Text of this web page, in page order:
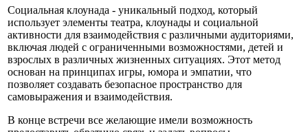
Социальная клоунада - уникальный подход, который
использует элементы театра, клоунады и социальной
активности для взаимодействия с различными аудиториями,
включая людей с ограниченными возможностями, детей и
взрослых в различных жизненных ситуациях. Этот метод
основан на принципах игры, юмора и эмпатии, что
позволяет создавать безопасное пространство для
самовыражения и взаимодействия.
В конце встречи все желающие имели возможность